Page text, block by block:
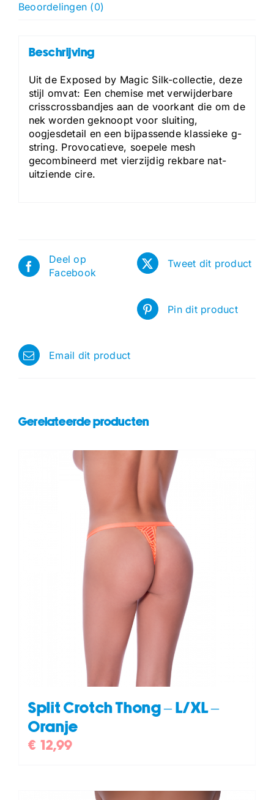
Beoordelingen (0)
Beschrijving
Uit de Exposed by Magic Silk-collectie, deze
stijl omvat: Een chemise met verwijderbare
crisscrossbandjes aan de voorkant die om de
nek worden geknoopt voor sluiting,
oogjesdetail en een bijpassende klassieke g-
string. Provocatieve, soepele mesh
gecombineerd met vierzijdig rekbare nat-
uitziende cire.
Deel op
Facebook
Tweet dit product
Pin dit product
Email dit product
Gerelateerde producten
Split Crotch Thong – L/XL –
Oranje
€ 12,99